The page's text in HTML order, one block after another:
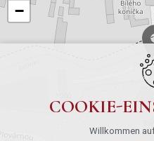
−
COOKIE-
Willkommen